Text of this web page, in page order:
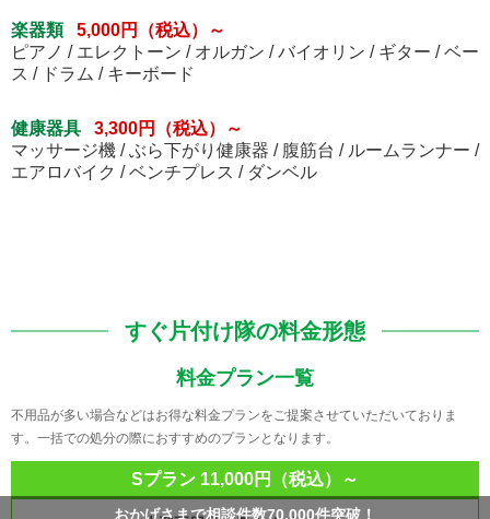
楽器類
5,000円（税込）～
ピアノ / エレクトーン / オルガン / バイオリン / ギター / ベー
ス / ドラム / キーボード
健康器具
3,300円（税込）～
マッサージ機 / ぶら下がり健康器 / 腹筋台 / ルームランナー /
エアロバイク / ベンチプレス / ダンベル
すぐ片付け隊の料金形態
料金プラン一覧
不用品が多い場合などはお得な料金プランをご提案させていただいておりま
す。一括での処分の際におすすめのプランとなります。
Sプラン 11,000円（税込）～
おかげさまで相談件数70,000件突破！